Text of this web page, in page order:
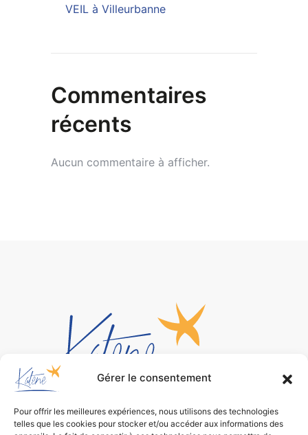
Gérer le consentement
Pour offrir les meilleures expériences, nous utilisons des technologies
telles que les cookies pour stocker et/ou accéder aux informations des
VEIL à Villeurbanne
Commentaires
récents
Aucun commentaire à afficher.
Bureau d’études